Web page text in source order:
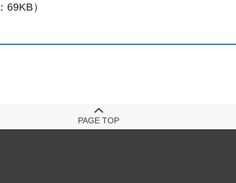
）
PAGE TOP